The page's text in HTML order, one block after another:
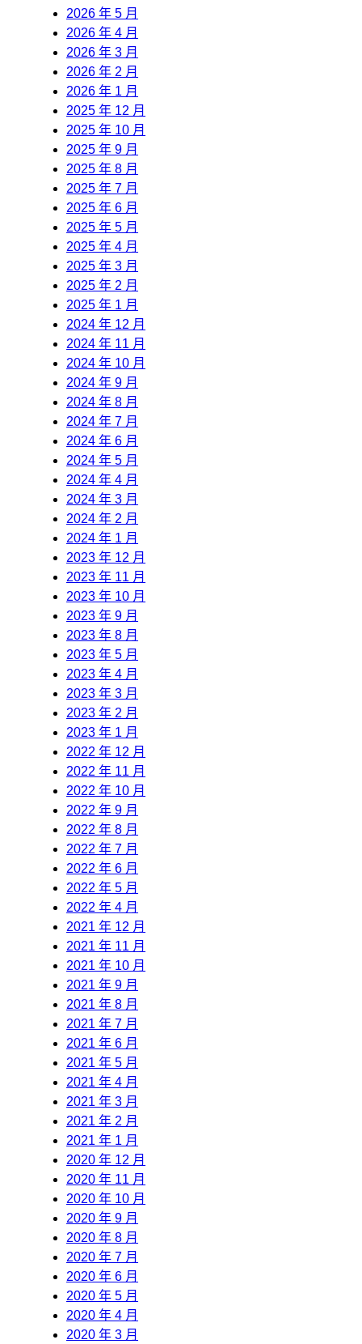
2026 年 5 月
2026 年 4 月
2026 年 3 月
2026 年 2 月
2026 年 1 月
2025 年 12 月
2025 年 10 月
2025 年 9 月
2025 年 8 月
2025 年 7 月
2025 年 6 月
2025 年 5 月
2025 年 4 月
2025 年 3 月
2025 年 2 月
2025 年 1 月
2024 年 12 月
2024 年 11 月
2024 年 10 月
2024 年 9 月
2024 年 8 月
2024 年 7 月
2024 年 6 月
2024 年 5 月
2024 年 4 月
2024 年 3 月
2024 年 2 月
2024 年 1 月
2023 年 12 月
2023 年 11 月
2023 年 10 月
2023 年 9 月
2023 年 8 月
2023 年 5 月
2023 年 4 月
2023 年 3 月
2023 年 2 月
2023 年 1 月
2022 年 12 月
2022 年 11 月
2022 年 10 月
2022 年 9 月
2022 年 8 月
2022 年 7 月
2022 年 6 月
2022 年 5 月
2022 年 4 月
2021 年 12 月
2021 年 11 月
2021 年 10 月
2021 年 9 月
2021 年 8 月
2021 年 7 月
2021 年 6 月
2021 年 5 月
2021 年 4 月
2021 年 3 月
2021 年 2 月
2021 年 1 月
2020 年 12 月
2020 年 11 月
2020 年 10 月
2020 年 9 月
2020 年 8 月
2020 年 7 月
2020 年 6 月
2020 年 5 月
2020 年 4 月
2020 年 3 月